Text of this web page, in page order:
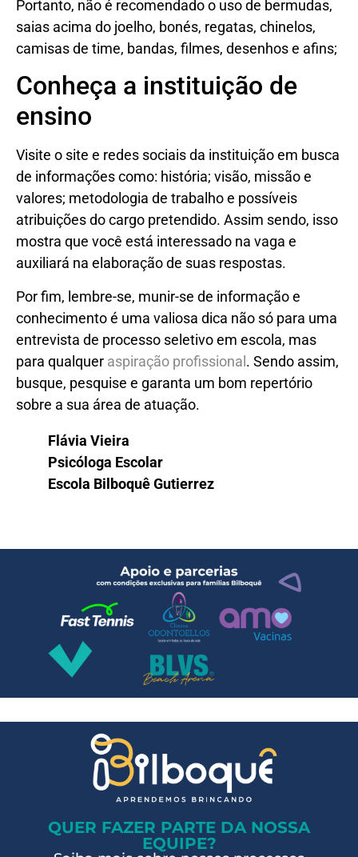
Portanto, não é recomendado o uso de bermudas,
saias acima do joelho, bonés, regatas, chinelos,
camisas de time, bandas, filmes, desenhos e afins;
Conheça a instituição de
ensino
Visite o site e redes sociais da instituição em busca
de informações como: história; visão, missão e
valores; metodologia de trabalho e possíveis
atribuições do cargo pretendido. Assim sendo, isso
mostra que você está interessado na vaga e
auxiliará na elaboração de suas respostas.
Por fim, lembre-se, munir-se de informação e
conhecimento é uma valiosa dica não só para uma
entrevista de processo seletivo em escola, mas
para qualquer aspiração profissional. Sendo assim,
busque, pesquise e garanta um bom repertório
sobre a sua área de atuação.
Flávia Vieira
Psicóloga Escolar
Escola Bilboquê Gutierrez
QUER FAZER PARTE DA NOSSA
EQUIPE?